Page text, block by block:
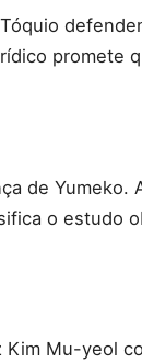
promete
de Yumeko.
o estudo
Mu-yeol